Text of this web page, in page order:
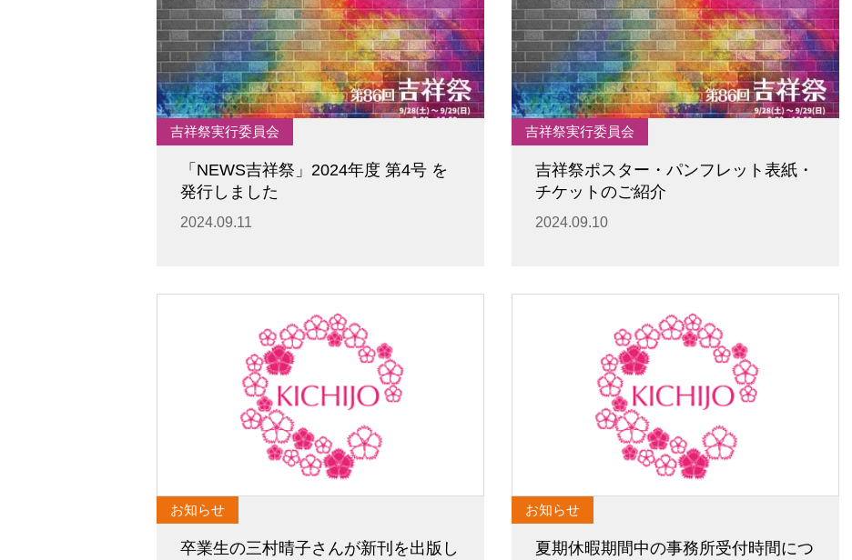
吉祥祭実行委員会
「NEWS吉祥祭」2024年度 第4号 を
発行しました
2024.09.11
吉祥祭実行委員会
吉祥祭ポスター・パンフレット表紙・
チケットのご紹介
2024.09.10
お知らせ
卒業生の三村晴子さんが新刊を出版し
お知らせ
夏期休暇期間中の事務所受付時間につ